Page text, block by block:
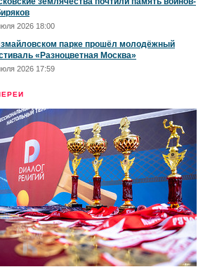
2026 18:00
парке прошёл молодёжный
«Разноцветная Москва»
2026 17:59